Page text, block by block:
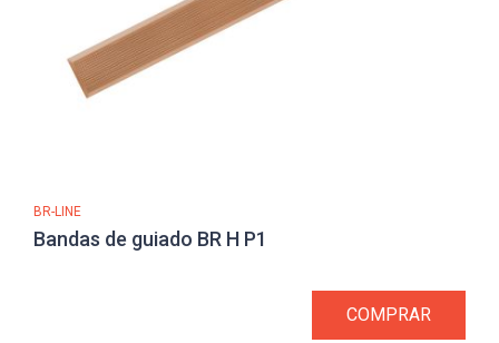
BR-LINE
Bandas de guiado BR H P1
COMPRAR